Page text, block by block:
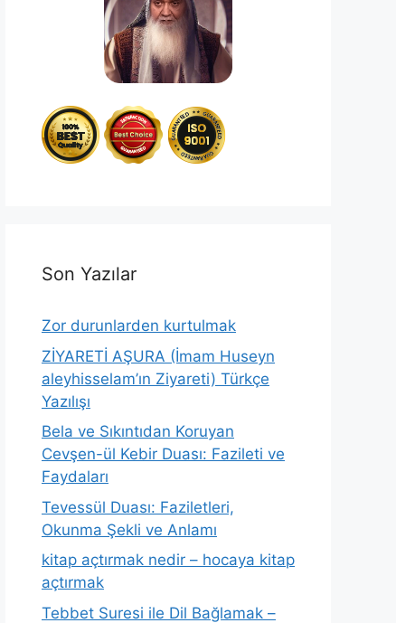
Son Yazılar
Zor durunlarden kurtulmak
ZİYARETİ AŞURA (İmam Huseyn
aleyhisselam’ın Ziyareti) Türkçe
Yazılışı
Bela ve Sıkıntıdan Koruyan
Cevşen-ül Kebir Duası: Fazileti ve
Faydaları
Tevessül Duası: Faziletleri,
Okunma Şekli ve Anlamı
kitap açtırmak nedir – hocaya kitap
açtırmak
Tebbet Suresi ile Dil Bağlamak –